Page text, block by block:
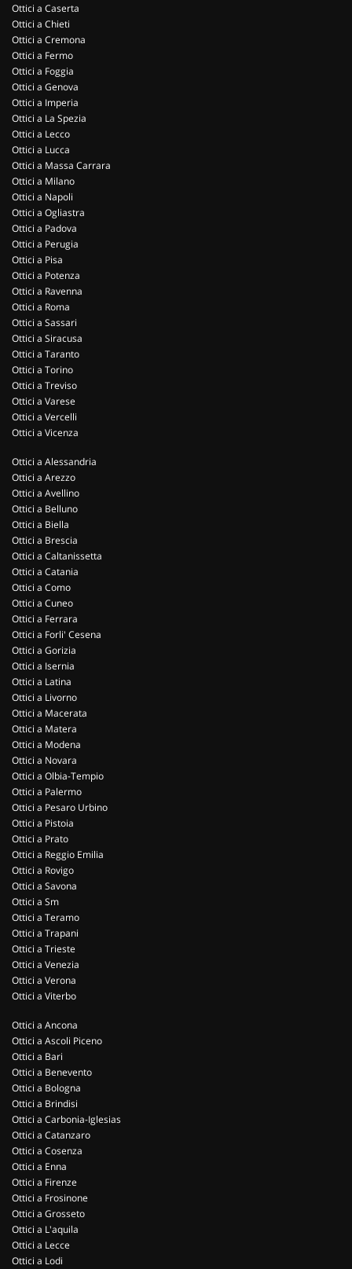
Ottici a Caserta
Ottici a Chieti
Ottici a Cremona
Ottici a Fermo
Ottici a Foggia
Ottici a Genova
Ottici a Imperia
Ottici a La Spezia
Ottici a Lecco
Ottici a Lucca
Ottici a Massa Carrara
Ottici a Milano
Ottici a Napoli
Ottici a Ogliastra
Ottici a Padova
Ottici a Perugia
Ottici a Pisa
Ottici a Potenza
Ottici a Ravenna
Ottici a Roma
Ottici a Sassari
Ottici a Siracusa
Ottici a Taranto
Ottici a Torino
Ottici a Treviso
Ottici a Varese
Ottici a Vercelli
Ottici a Vicenza
Ottici a Alessandria
Ottici a Arezzo
Ottici a Avellino
Ottici a Belluno
Ottici a Biella
Ottici a Brescia
Ottici a Caltanissetta
Ottici a Catania
Ottici a Como
Ottici a Cuneo
Ottici a Ferrara
Ottici a Forli' Cesena
Ottici a Gorizia
Ottici a Isernia
Ottici a Latina
Ottici a Livorno
Ottici a Macerata
Ottici a Matera
Ottici a Modena
Ottici a Novara
Ottici a Olbia-Tempio
Ottici a Palermo
Ottici a Pesaro Urbino
Ottici a Pistoia
Ottici a Prato
Ottici a Reggio Emilia
Ottici a Rovigo
Ottici a Savona
Ottici a Sm
Ottici a Teramo
Ottici a Trapani
Ottici a Trieste
Ottici a Venezia
Ottici a Verona
Ottici a Viterbo
Ottici a Ancona
Ottici a Ascoli Piceno
Ottici a Bari
Ottici a Benevento
Ottici a Bologna
Ottici a Brindisi
Ottici a Carbonia-Iglesias
Ottici a Catanzaro
Ottici a Cosenza
Ottici a Enna
Ottici a Firenze
Ottici a Frosinone
Ottici a Grosseto
Ottici a L'aquila
Ottici a Lecce
Ottici a Lodi